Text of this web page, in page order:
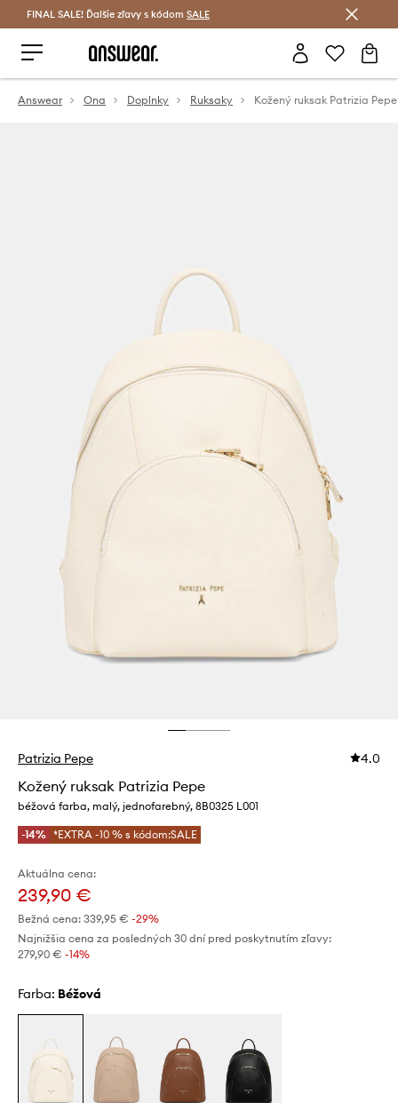
Šetrite s Answear Club >
FINAL SALE! Ďalšie zľavy s kódom SALE
Answear Ona Doplnky Ruksaky Kožený ruksak Patrizia Pepe
Patrizia Pepe 4.0
Kožený ruksak Patrizia Pepe
béžová farba, malý, jednofarebný, 8B0325 L001
-14% *EXTRA -10 % s kódom:SALE
Aktuálna cena:
239,90 €
Bežná cena: 339,95 € -29%
Najnižšia cena za posledných 30 dní pred poskytnutím zľavy:
279,90 € -14%
Farba: béžová